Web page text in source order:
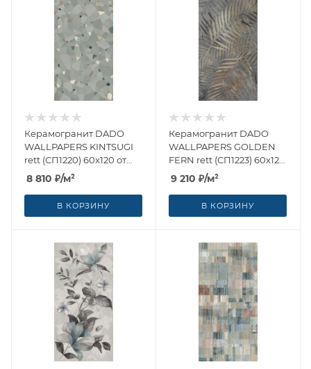
Керамогранит DADO
WALLPAPERS KINTSUGI
rett (СП1220) 60x120 от
Dado Ceramica (Италия)
8 810 ₽/м²
В КОРЗИНУ
Керамогранит DADO
WALLPAPERS GOLDEN
FERN rett (СП1223) 60x120
от Dado Ceramica
(Италия)
9 210 ₽/м²
В КОРЗИНУ